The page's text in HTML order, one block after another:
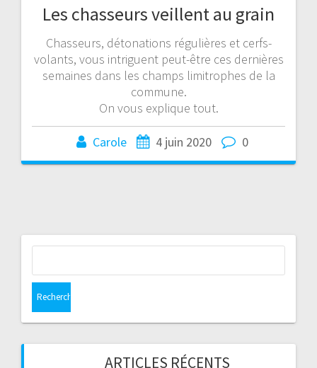
Les chasseurs veillent au grain
Chasseurs, détonations régulières et cerfs-
volants, vous intriguent peut-être ces dernières
semaines dans les champs limitrophes de la
commune.
On vous explique tout.
Carole 4 juin 2020 0
ARTICLES RÉCENTS